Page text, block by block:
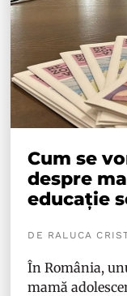
Cum se
despre
educație
DE RALUCA
În România,
mamă